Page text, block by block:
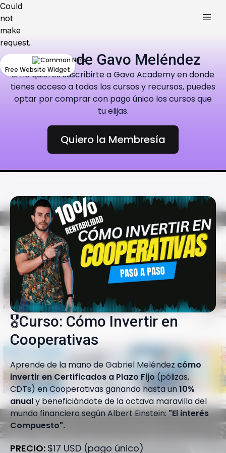
Cursos de Gavo Meléndez
Si no quieres suscribirte a Gavo Academy en donde
tienes acceso a todos los cursos y recursos, puedes
optar por comprar con pago único los cursos que
tu elijas.
Quiero la Membresía
🎖️Curso: Cómo Invertir en
Cooperativas
Aprende de la mano de Gabriel Meléndez cómo
invertir en Certificados a Plazo Fijo (pólizas,
CDTs) en Cooperativas ganando hasta un10%
anualy beneficiándote de la octava maravilla del
mundo financiero según Albert Einstein:"El interés
Compuesto".
PRECIO: $17 USD (pago único)
Could
not
make
request.
Free Website Widget